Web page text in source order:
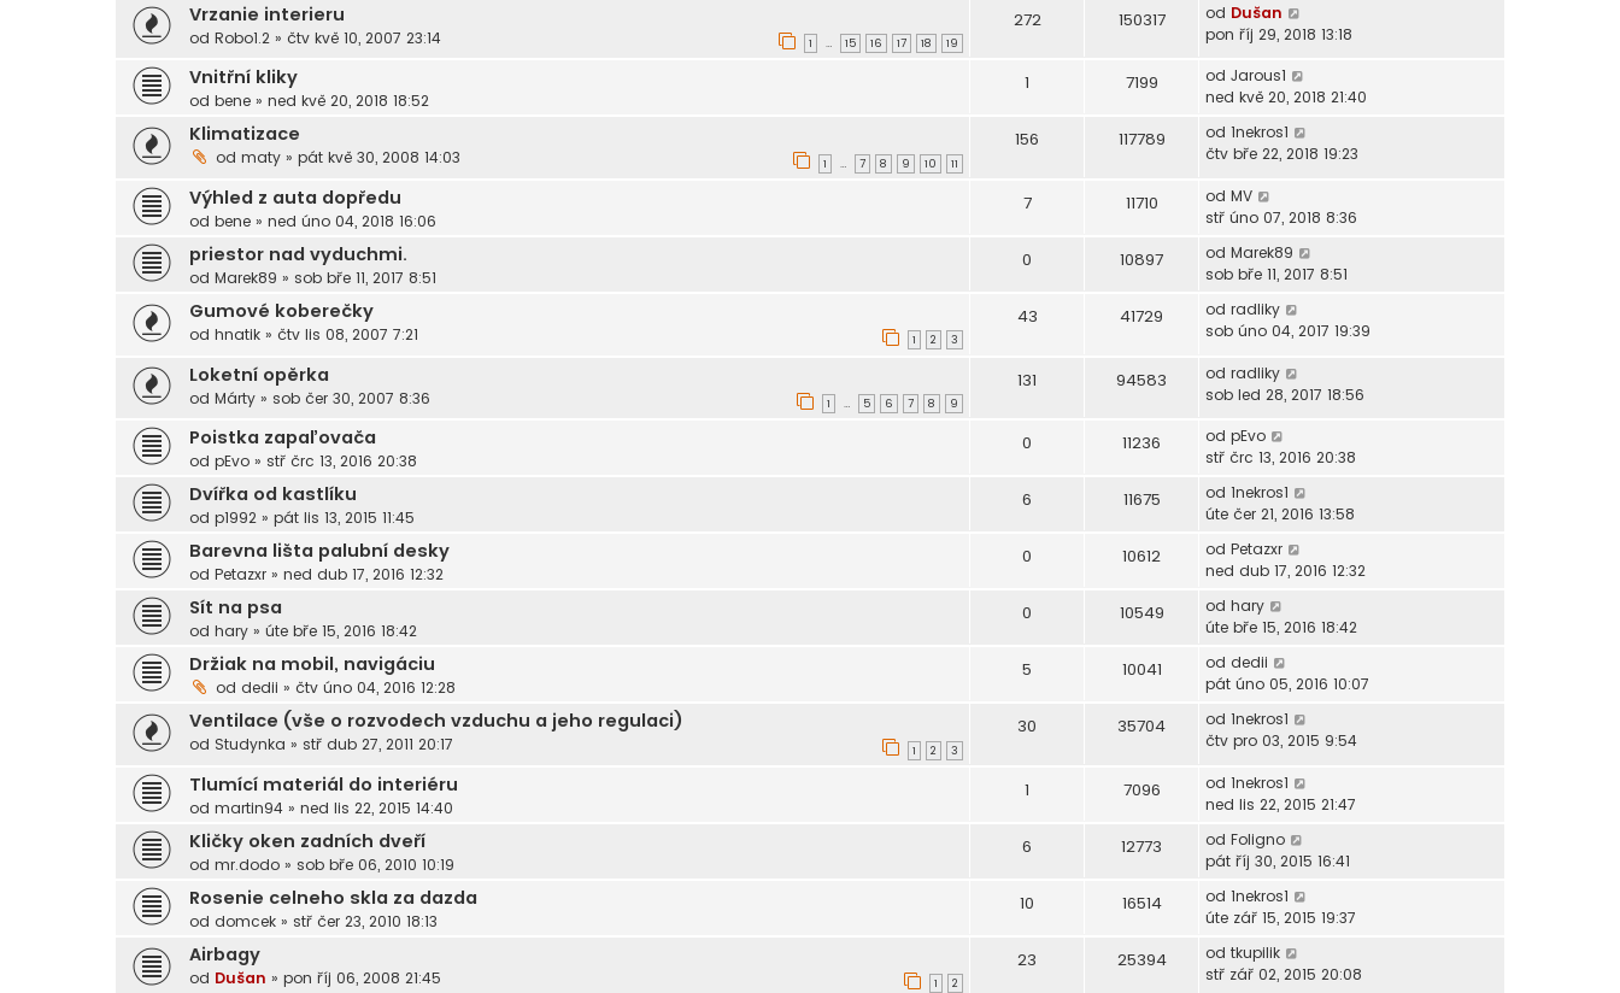
Vrzanie interieru
od Robo1.2 » čtv kvě 10, 2007 23:14 1 … 15 16 17 18 19
272 150317 od Dušan
pon říj 29, 2018 13:18
Vnitřní kliky
od bene » ned kvě 20, 2018 18:52
1 7199 od Jarous1
ned kvě 20, 2018 21:40
Klimatizace
od maty » pát kvě 30, 2008 14:03 1 … 7 8 9 10 11
156 117789 od 1nekros1
čtv bře 22, 2018 19:23
Výhled z auta dopředu
od bene » ned úno 04, 2018 16:06
7 11710 od MV
stř úno 07, 2018 8:36
priestor nad vyduchmi.
od Marek89 » sob bře 11, 2017 8:51
0 10897 od Marek89
sob bře 11, 2017 8:51
Gumové koberečky
od hnatik » čtv lis 08, 2007 7:21 1 2 3
43 41729 od radliky
sob úno 04, 2017 19:39
Loketní opěrka
od Márty » sob čer 30, 2007 8:36 1 … 5 6 7 8 9
131 94583 od radliky
sob led 28, 2017 18:56
Poistka zapaľovača
od pEvo » stř črc 13, 2016 20:38
0 11236 od pEvo
stř črc 13, 2016 20:38
Dvířka od kastlíku
od p1992 » pát lis 13, 2015 11:45
6 11675 od 1nekros1
úte čer 21, 2016 13:58
Barevna lišta palubní desky
od Petazxr » ned dub 17, 2016 12:32
0 10612 od Petazxr
ned dub 17, 2016 12:32
Sít na psa
od hary » úte bře 15, 2016 18:42
0 10549 od hary
úte bře 15, 2016 18:42
Držiak na mobil, navigáciu
od dedii » čtv úno 04, 2016 12:28
5 10041 od dedii
pát úno 05, 2016 10:07
Ventilace (vše o rozvodech vzduchu a jeho regulaci)
od Studynka » stř dub 27, 2011 20:17 1 2 3
30 35704 od 1nekros1
čtv pro 03, 2015 9:54
Tlumící materiál do interiéru
od martin94 » ned lis 22, 2015 14:40
1 7096 od 1nekros1
ned lis 22, 2015 21:47
Kličky oken zadních dveří
od mr.dodo » sob bře 06, 2010 10:19
6 12773 od Foligno
pát říj 30, 2015 16:41
Rosenie celneho skla za dazda
od domcek » stř čer 23, 2010 18:13
10 16514 od 1nekros1
úte zář 15, 2015 19:37
Airbagy
od Dušan » pon říj 06, 2008 21:45 1 2
23 25394 od tkupilik
stř zář 02, 2015 20:08